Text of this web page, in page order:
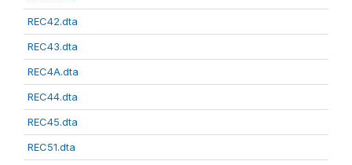
REC42.dta
REC43.dta
REC4A.dta
REC44.dta
REC45.dta
REC51.dta